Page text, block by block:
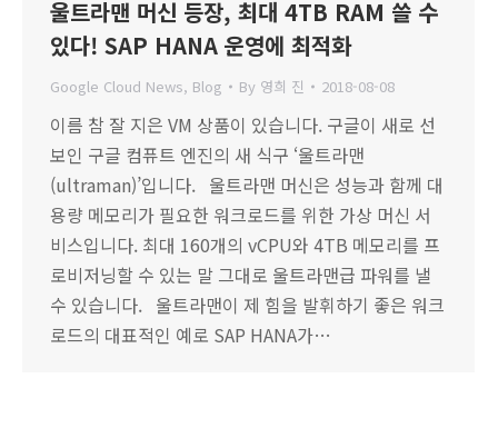
울트라맨 머신 등장, 최대 4TB RAM 쓸 수
있다! SAP HANA 운영에 최적화
Google Cloud News, Blog By 영희 진 2018-08-08
이름 참 잘 지은 VM 상품이 있습니다. 구글이 새로 선
보인 구글 컴퓨트 엔진의 새 식구 ‘울트라맨
(ultraman)’입니다. 울트라맨 머신은 성능과 함께 대
용량 메모리가 필요한 워크로드를 위한 가상 머신 서
비스입니다. 최대 160개의 vCPU와 4TB 메모리를 프
로비저닝할 수 있는 말 그대로 울트라맨급 파워를 낼
수 있습니다. 울트라맨이 제 힘을 발휘하기 좋은 워크
로드의 대표적인 예로 SAP HANA가…